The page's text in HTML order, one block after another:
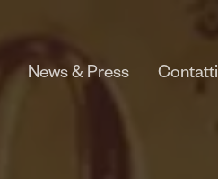
News & Press Contatti